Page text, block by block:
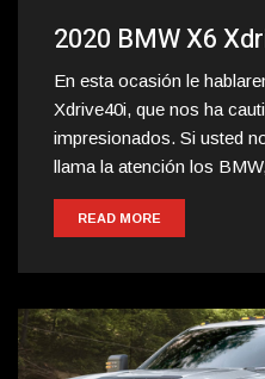
2020 BMW X6
En esta ocasión le
Xdrive40i, que nos ha
impresionados. Si usted
llama la atención los
READ MORE